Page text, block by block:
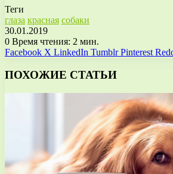
Теги
глаза красная собаки
30.01.2019
0 Время чтения: 2 мин.
Facebook X LinkedIn Tumblr Pinterest
ПОХОЖИЕ СТАТЬИ